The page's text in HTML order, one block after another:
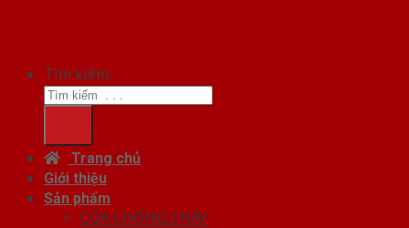
Tìm kiếm:
Trang chủ
Giới thiệu
Sản phẩm
CỬA CHỐNG CHÁY